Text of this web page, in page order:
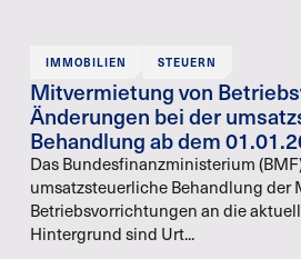
IMMOBILIEN STEUERN
Mitvermietung von
Änderungen bei der
Behandlung ab dem
Das Bundesfinanzministerium
umsatzsteuerliche Behandlung der
Betriebsvorrichtungen an die
Hintergrund sind Urt...